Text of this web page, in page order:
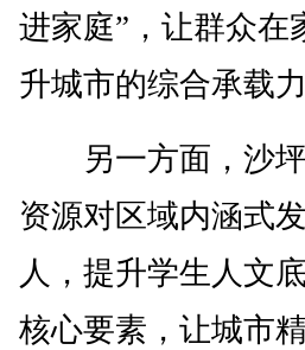
进家庭”，让群众在
升城市的综合承载力
另一方面，沙坪
资源对区域内涵式
人，提升学生人文
核心要素，让城市